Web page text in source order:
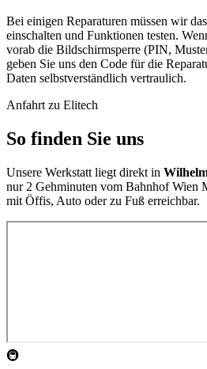
Bei einigen Reparaturen müssen wir
einschalten und Funktionen testen.
vorab die Bildschirmsperre (PIN,
geben Sie uns den Code für die
Daten selbstverständlich vertraulich.
Anfahrt zu Elitech
So finden Sie uns
Unsere Werkstatt liegt direkt in
nur 2 Gehminuten vom Bahnhof Wien
mit Öffis, Auto oder zu Fuß erreichbar.
🚇